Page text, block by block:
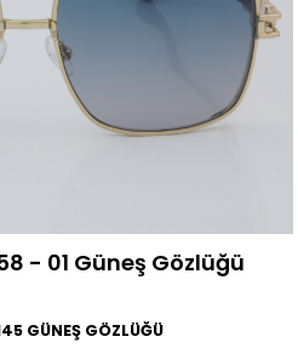
- 01 Güneş Gözlüğü
GÜNEŞ GÖZLÜĞÜ